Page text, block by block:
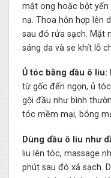
mật ong hoặc bột
nạ. Thoa hỗn hợp lên
sau đó rửa sạch. Mặt
sáng da và se khít lỗ
Ủ tóc bằng dầu ô liu:
từ gốc đến ngọn, ủ
gội đầu như bình
tóc mềm mại, bóng
Dùng dầu ô liu như
liu lên tóc, massage
phút sau đó xả sạch.